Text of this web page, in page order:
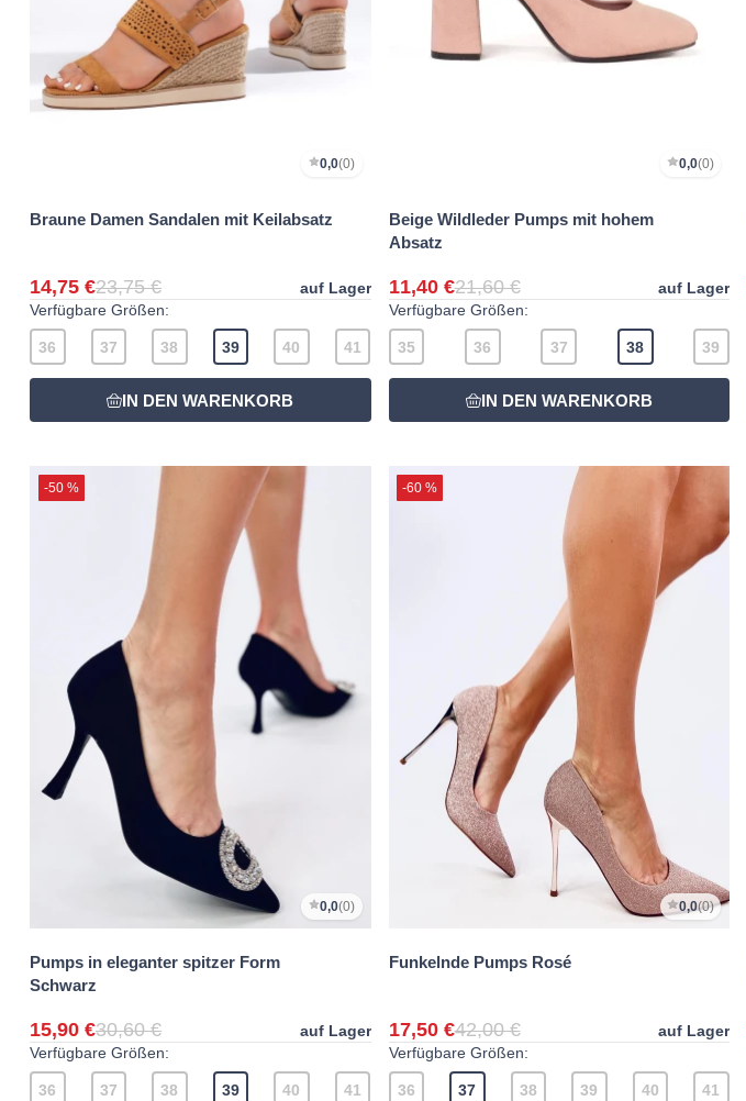
0,0(0)
Braune Damen Sandalen mit Keilabsatz
14,75 €23,75 €
auf Lager
Verfügbare Größen:
36 37 38 39 40 41
0,0(0)
Beige Wildleder Pumps mit hohem
Absatz
11,40 €21,60 €
auf Lager
Verfügbare Größen:
35 36 37 38 39
-50 %
0,0(0)
Pumps in eleganter spitzer Form
Schwarz
15,90 €30,60 €
auf Lager
Verfügbare Größen:
36 37 38 39 40 41
-60 %
0,0(0)
Funkelnde Pumps Rosé
17,50 €42,00 €
auf Lager
Verfügbare Größen:
36 37 38 39 40 41